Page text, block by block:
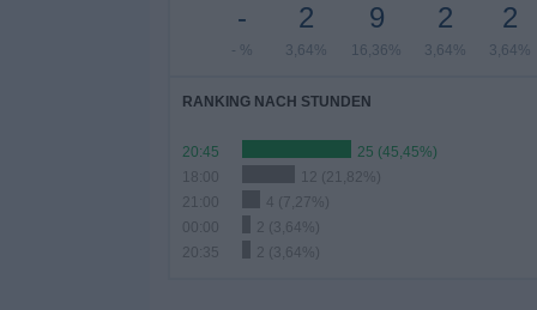
-
- %
2
3,64%
9
16,36%
2
3,64%
2
3,64%
RANKING NACH STUNDEN
20:45
25 (45,45%)
18:00
12 (21,82%)
21:00
4 (7,27%)
2 (3,64%)
20:35
2 (3,64%)